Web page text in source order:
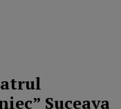
Suceava